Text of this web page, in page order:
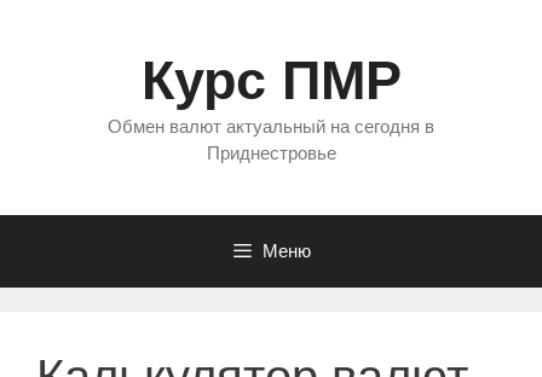
Курс ПМР
Обмен валют актуальный на сегодня в
Приднестровье
Меню